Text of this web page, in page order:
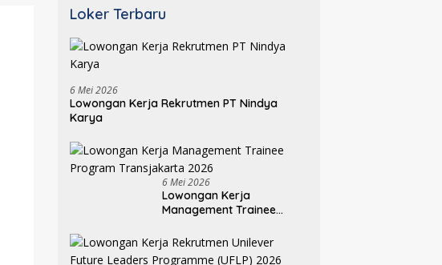
Loker Terbaru
6 Mei 2026
Lowongan Kerja Rekrutmen PT Nindya
Karya
6 Mei 2026
Lowongan Kerja
Management Trainee
2026